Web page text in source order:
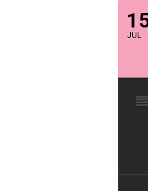
JUL